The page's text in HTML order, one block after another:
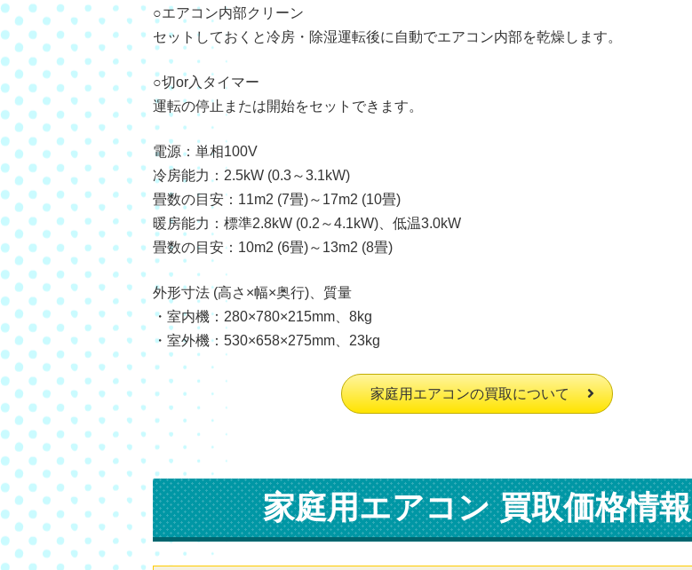
○エアコン内部クリーン
セットしておくと冷房・除湿運転後に自動でエアコン内部を乾燥します。
○切or入タイマー
運転の停止または開始をセットできます。
電源：単相100V
冷房能力：2.5kW (0.3～3.1kW)
畳数の目安：11m2 (7畳)～17m2 (10畳)
暖房能力：標準2.8kW (0.2～4.1kW)、低温3.0kW
畳数の目安：10m2 (6畳)～13m2 (8畳)
外形寸法 (高さ×幅×奥行)、質量
・室内機：280×780×215mm、8kg
・室外機：530×658×275mm、23kg
家庭用エアコンの買取について
家庭用エアコン 買取価格情報